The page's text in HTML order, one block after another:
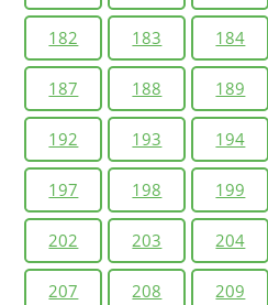
182 183 184
187 188 189
192 193 194
197 198 199
202 203 204
207 208 209